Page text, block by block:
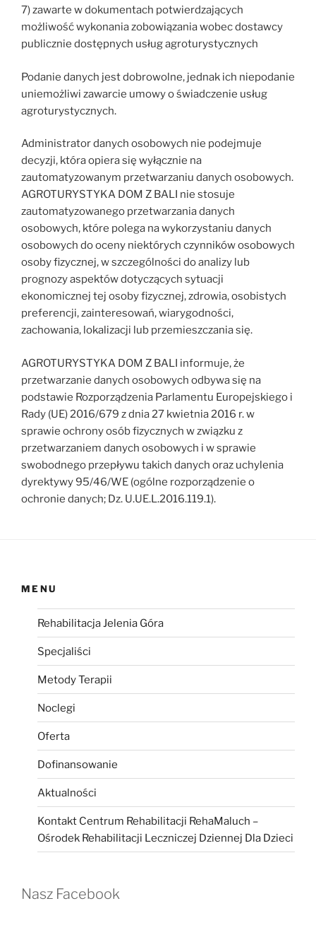
7) zawarte w dokumentach potwierdzających
możliwość wykonania zobowiązania wobec dostawcy
publicznie dostępnych usług agroturystycznych
Podanie danych jest dobrowolne, jednak ich niepodanie
uniemożliwi zawarcie umowy o świadczenie usług
agroturystycznych.
Administrator danych osobowych nie podejmuje
decyzji, która opiera się wyłącznie na
zautomatyzowanym przetwarzaniu danych osobowych.
AGROTURYSTYKA DOM Z BALI nie stosuje
zautomatyzowanego przetwarzania danych
osobowych, które polega na wykorzystaniu danych
osobowych do oceny niektórych czynników osobowych
osoby fizycznej, w szczególności do analizy lub
prognozy aspektów dotyczących sytuacji
ekonomicznej tej osoby fizycznej, zdrowia, osobistych
preferencji, zainteresowań, wiarygodności,
zachowania, lokalizacji lub przemieszczania się.
AGROTURYSTYKA DOM Z BALI informuje, że
przetwarzanie danych osobowych odbywa się na
podstawie Rozporządzenia Parlamentu Europejskiego i
Rady (UE) 2016/679 z dnia 27 kwietnia 2016 r. w
sprawie ochrony osób fizycznych w związku z
przetwarzaniem danych osobowych i w sprawie
swobodnego przepływu takich danych oraz uchylenia
dyrektywy 95/46/WE (ogólne rozporządzenie o
ochronie danych; Dz. U.UE.L.2016.119.1).
MENU
Rehabilitacja Jelenia Góra
Specjaliści
Metody Terapii
Noclegi
Oferta
Dofinansowanie
Aktualności
Kontakt Centrum Rehabilitacji RehaMaluch –
Ośrodek Rehabilitacji Leczniczej Dziennej Dla Dzieci
Nasz Facebook